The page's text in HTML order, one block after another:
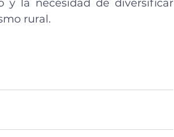
y la necesidad de diversificar
rural.